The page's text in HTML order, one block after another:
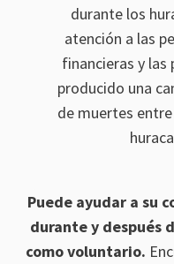
durante los
atención a las
financieras y las
producido una
de muertes
Puede ayudar a su
durante y después
como voluntario.